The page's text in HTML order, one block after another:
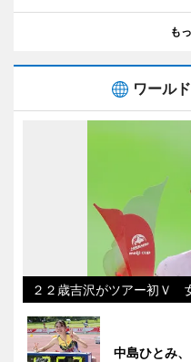
も
ワール
２２歳吉沢がツアー初Ｖ
中島ひとみ